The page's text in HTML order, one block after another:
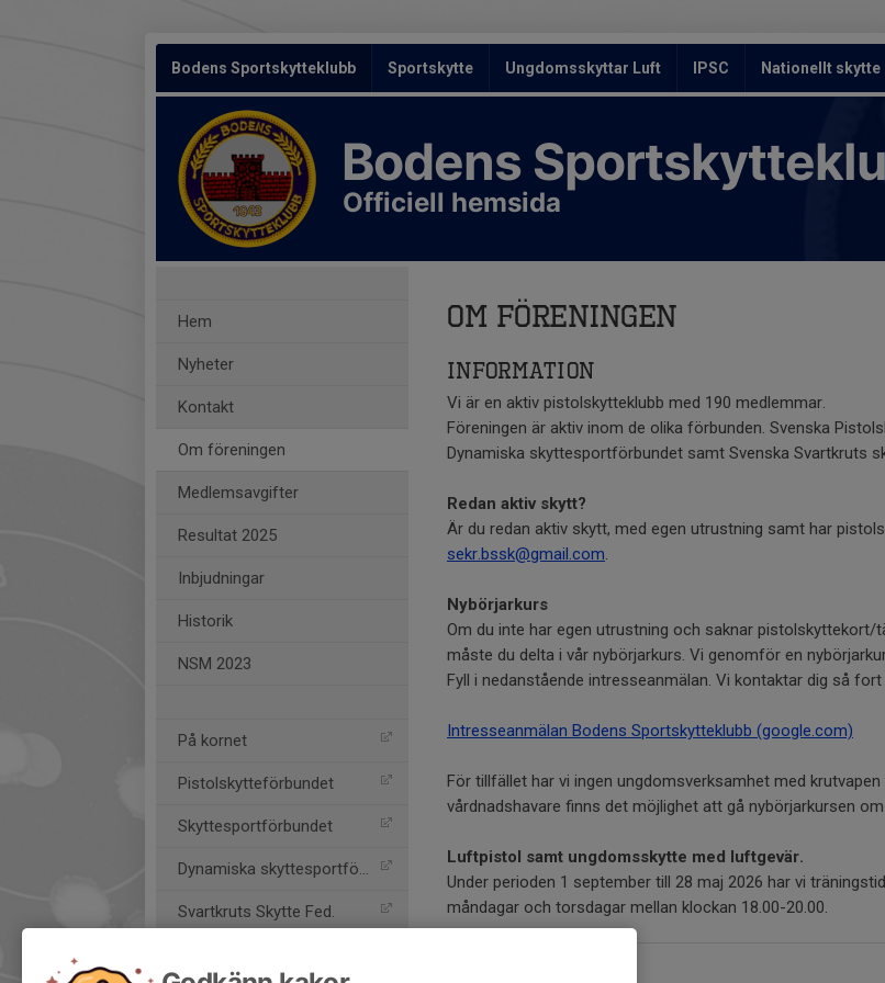
Bodens Sportskytteklubb Sportskytte Ungdomsskyttar Luft IPSC Nationellt skytte
Bodens
Officiell hemsida
Hem
Nyheter
Kontakt
Om föreningen
Medlemsavgifter
Resultat 2025
Inbjudningar
Historik
NSM 2023
På kornet
Pistolskytteförbundet
Skyttesportförbundet
Dynamiska skyttesportförb
Svartkruts Skytte Fed.
Om föreningen
Information
Vi är en aktiv pistolskytteklubb med 190 medlemmar.
Föreningen är aktiv inom de olika förbunden. Svenska
Dynamiska skyttesportförbundet samt Svenska Svartkruts
Redan aktiv skytt?
Är du redan aktiv skytt, med egen utrustning samt har
sekr.bssk@gmail.com.
Nybörjarkurs
Om du inte har egen utrustning och saknar
måste du delta i vår nybörjarkurs. Vi genomför en
Fyll i nedanstående intresseanmälan. Vi kontaktar dig så
Intresseanmälan Bodens Sportskytteklubb (google.com)
För tillfället har vi ingen ungdomsverksamhet med
vårdnadshavare finns det möjlighet att gå nybörjarkursen
Luftpistol samt ungdomsskytte med luftgevär.
Under perioden 1 september till 28 maj 2026 har vi
måndagar och torsdagar mellan klockan 18.00-20.00.